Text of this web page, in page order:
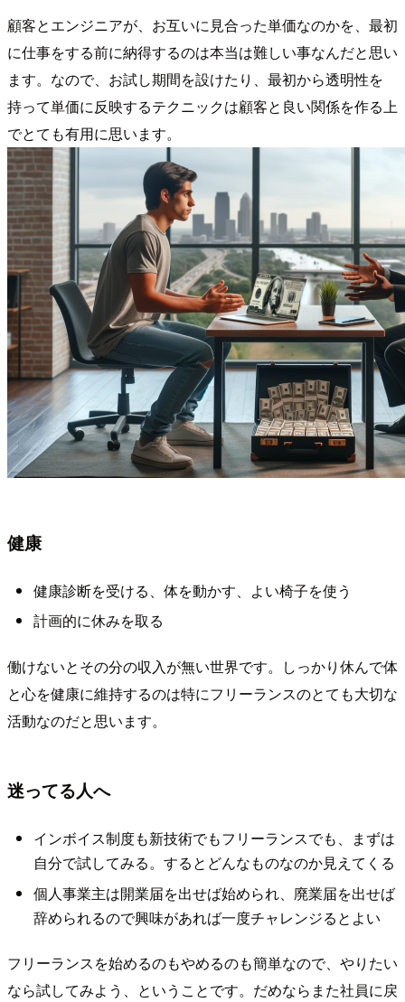
顧客とエンジニアが、お互いに見合った単価なのかを、最初
に仕事をする前に納得するのは本当は難しい事なんだと思い
ます。なので、お試し期間を設けたり、最初から透明性を
持って単価に反映するテクニックは顧客と良い関係を作る上
でとても有用に思います。
健康
健康診断を受ける、体を動かす、よい椅子を使う
計画的に休みを取る
働けないとその分の収入が無い世界です。しっかり休んで体
と心を健康に維持するのは特にフリーランスのとても大切な
活動なのだと思います。
迷ってる人へ
インボイス制度も新技術でもフリーランスでも、まずは
自分で試してみる。するとどんなものなのか見えてくる
個人事業主は開業届を出せば始められ、廃業届を出せば
辞められるので興味があれば一度チャレンジるとよい
フリーランスを始めるのもやめるのも簡単なので、やりたい
なら試してみよう、ということです。だめならまた社員に戻